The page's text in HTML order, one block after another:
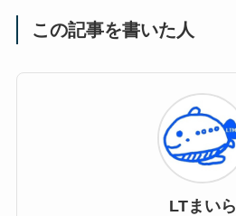
この記事を書いた人
LTまいら